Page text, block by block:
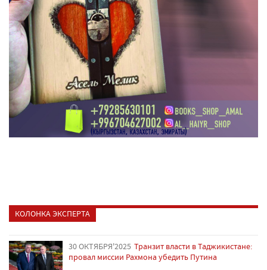
КОЛОНКА ЭКСПЕРТА
30 ОКТЯБРЯ'2025 Транзит власти в Таджикистане:
провал миссии Рахмона убедить Путина